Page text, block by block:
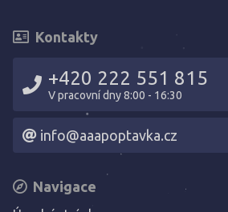
Kontakty
+420 222 551 815
V pracovní dny 8:00 - 16:30
info@aaapoptavka.cz
Navigace